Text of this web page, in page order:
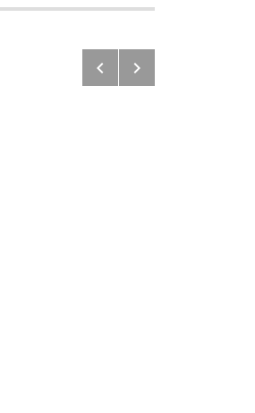
PostPrevious: 사
Next: 사사